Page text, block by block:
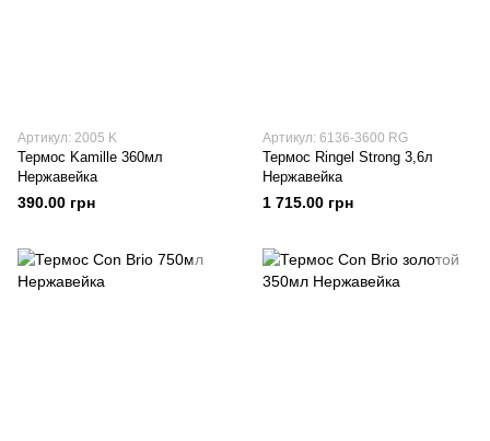
Артикул: 2005 K
Термос Kamille 360мл
Нержавейка
390.00 грн
Артикул: 6136-3600 RG
Термос Ringel Strong 3,6л
Нержавейка
1 715.00 грн